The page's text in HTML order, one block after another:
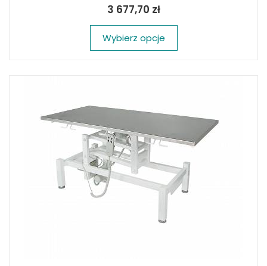
3 677,70 zł
Wybierz opcje